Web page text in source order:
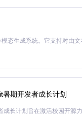
暑期开发者成长计划